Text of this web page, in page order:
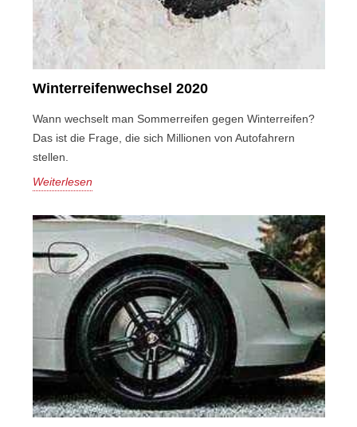
Winterreifenwechsel 2020
Wann wechselt man Sommerreifen gegen Winterreifen?
Das ist die Frage, die sich Millionen von Autofahrern
stellen.
Weiterlesen